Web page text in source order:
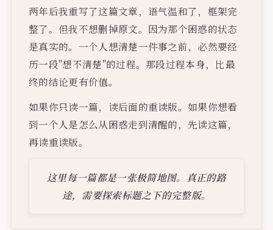
两年后我重写了这篇文章，语气温和了，框架完
整了。但我不想删掉原文。因为那个困惑的状态
是真实的。一个人想清楚一件事之前，必然要经
历一段"想不清楚"的过程。那段过程本身，比最
终的结论更有价值。
如果你只读一篇，读后面的重读版。如果你想看
到一个人是怎么从困惑走到清醒的，先读这篇，
再读重读版。
这里每一篇都是一张极简地图。真正的路
途，需要探索标题之下的完整版。